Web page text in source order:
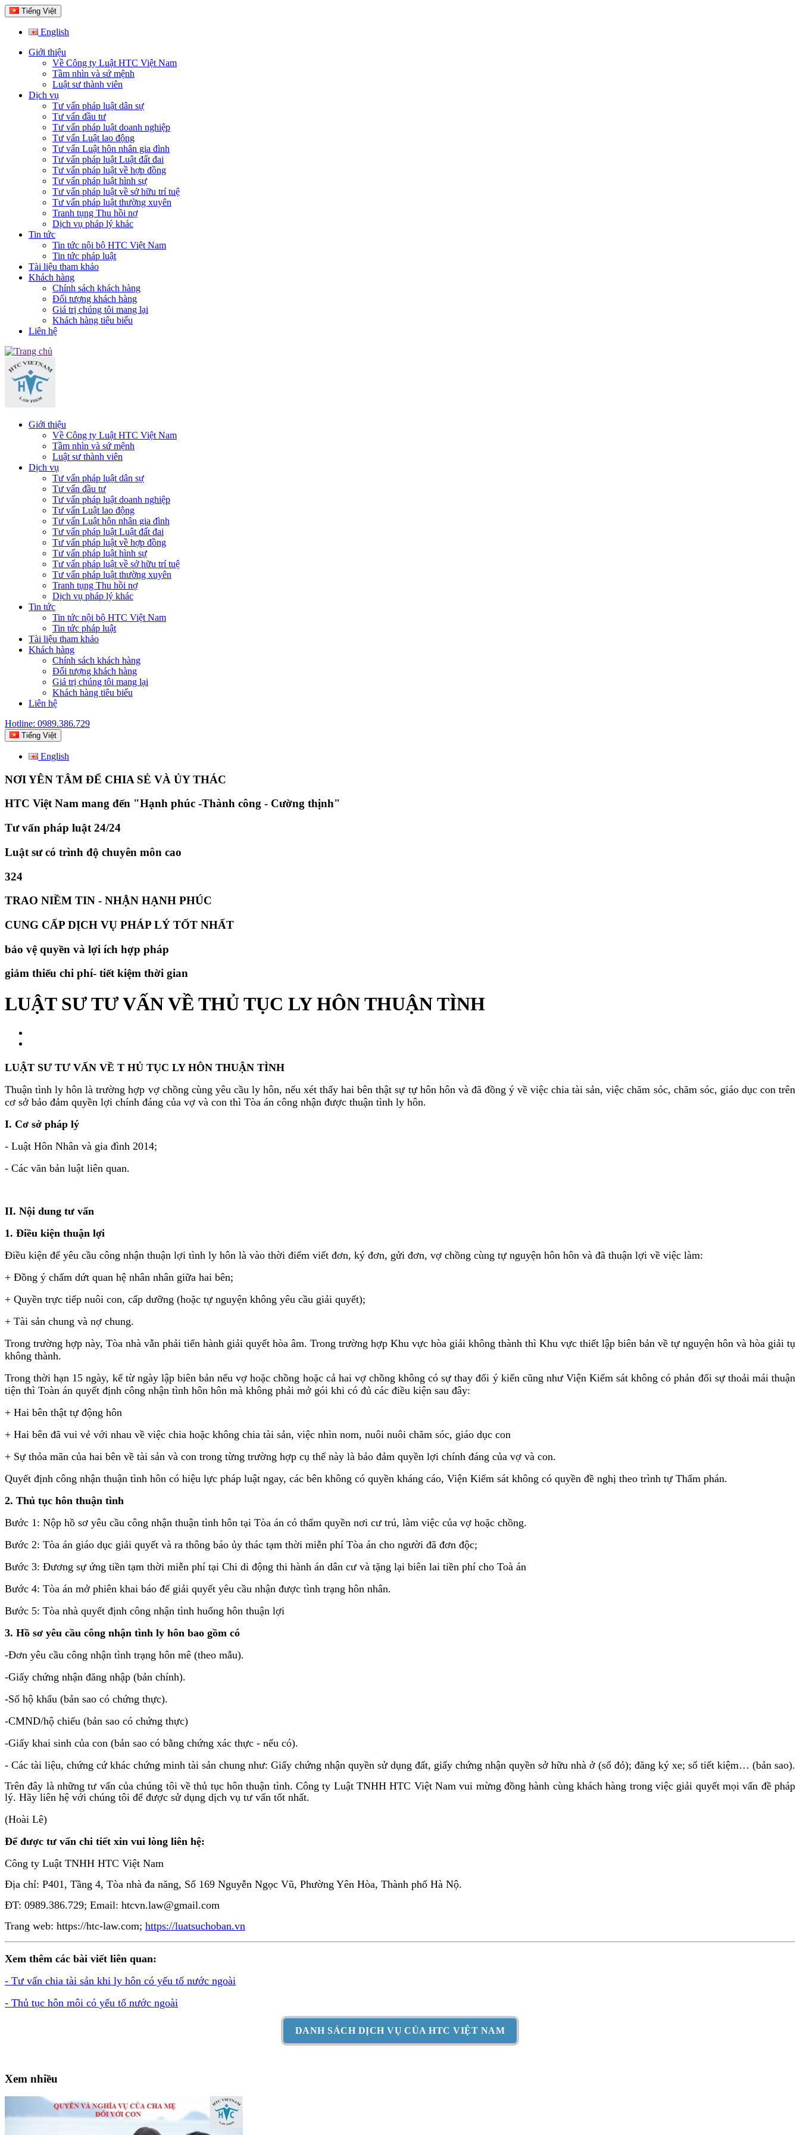
Tiếng Việt
English
Giới thiệu
Về Công ty Luật HTC Việt Nam
Tầm nhìn và sứ mệnh
Luật sư thành viên
Dịch vụ
Tư vấn pháp luật dân sự
Tư vấn đầu tư
Tư vấn pháp luật doanh nghiệp
Tư vấn Luật lao động
Tư vấn Luật hôn nhân gia đình
Tư vấn pháp luật Luật đất đai
Tư vấn pháp luật về hợp đồng
Tư vấn pháp luật hình sự
Tư vấn pháp luật về sở hữu trí tuệ
Tư vấn pháp luật thường xuyên
Tranh tụng Thu hồi nợ
Dịch vụ pháp lý khác
Tin tức
Tin tức nội bộ HTC Việt Nam
Tin tức pháp luật
Tài liệu tham khảo
Khách hàng
Chính sách khách hàng
Đối tượng khách hàng
Giá trị chúng tôi mang lại
Khách hàng tiêu biểu
Liên hệ
Giới thiệu
Về Công ty Luật HTC Việt Nam
Tầm nhìn và sứ mệnh
Luật sư thành viên
Dịch vụ
Tư vấn pháp luật dân sự
Tư vấn đầu tư
Tư vấn pháp luật doanh nghiệp
Tư vấn Luật lao động
Tư vấn Luật hôn nhân gia đình
Tư vấn pháp luật Luật đất đai
Tư vấn pháp luật về hợp đồng
Tư vấn pháp luật hình sự
Tư vấn pháp luật về sở hữu trí tuệ
Tư vấn pháp luật thường xuyên
Tranh tụng Thu hồi nợ
Dịch vụ pháp lý khác
Tin tức
Tin tức nội bộ HTC Việt Nam
Tin tức pháp luật
Tài liệu tham khảo
Khách hàng
Chính sách khách hàng
Đối tượng khách hàng
Giá trị chúng tôi mang lại
Khách hàng tiêu biểu
Liên hệ
Hotline: 0989.386.729
Tiếng Việt
English
NƠI YÊN TÂM ĐỂ CHIA SẺ VÀ ỦY THÁC
HTC Việt Nam mang đến "Hạnh phúc -Thành công - Cường thịnh"
Tư vấn pháp luật 24/24
Luật sư có trình độ chuyên môn cao
324
TRAO NIỀM TIN - NHẬN HẠNH PHÚC
CUNG CẤP DỊCH VỤ PHÁP LÝ TỐT NHẤT
bảo vệ quyền và lợi ích hợp pháp
giảm thiếu chi phí- tiết kiệm thời gian
​LUẬT SƯ TƯ VẤN VỀ THỦ TỤC LY HÔN THUẬN TÌNH
LUẬT SƯ TƯ VẤN VỀ T HỦ TỤC LY HÔN THUẬN TÌNH
Thuận tình ly hôn là trường hợp vợ chồng cùng yêu cầu ly hôn, nếu xét thấy hai bên thật sự tự hôn hôn và đã đồng ý về việc chia tài sản, việc chăm sóc, chăm sóc, giáo dục con trên
cơ sở bảo đảm quyền lợi chính đáng của vợ và con thì Tòa án công nhận được thuận tình ly hôn.
I. Cơ sở pháp lý
- Luật Hôn Nhân và gia đình 2014;
- Các văn bản luật liên quan.
II. Nội dung tư vấn
1. Điều kiện thuận lợi
Điều kiện để yêu cầu công nhận thuận lợi tình ly hôn là vào thời điểm viết đơn, ký đơn, gửi đơn, vợ chồng cùng tự nguyện hôn hôn và đã thuận lợi về việc làm:
+ Đồng ý chấm dứt quan hệ nhân nhân giữa hai bên;
+ Quyền trực tiếp nuôi con, cấp dưỡng (hoặc tự nguyện không yêu cầu giải quyết);
+ Tài sản chung và nợ chung.
Trong trường hợp này, Tòa nhà vẫn phải tiến hành giải quyết hòa âm. Trong trường hợp Khu vực hòa giải không thành thì Khu vực thiết lập biên bản về tự nguyện hôn và hòa giải tụ
không thành.
Trong thời hạn 15 ngày, kể từ ngày lập biên bản nếu vợ hoặc chồng hoặc cả hai vợ chồng không có sự thay đổi ý kiến cũng như Viện Kiểm sát không có phản đối sự thoải mái thuận
tiện thì Toàn án quyết định công nhận tình hôn hôn mà không phải mở gói khi có đủ các điều kiện sau đây:
+ Hai bên thật tự động hôn
+ Hai bên đã vui vẻ với nhau về việc chia hoặc không chia tài sản, việc nhìn nom, nuôi nuôi chăm sóc, giáo dục con
+ Sự thỏa mãn của hai bên về tài sản và con trong từng trường hợp cụ thể này là bảo đảm quyền lợi chính đáng của vợ và con.
Quyết định công nhận thuận tình hôn có hiệu lực pháp luật ngay, các bên không có quyền kháng cáo, Viện Kiểm sát không có quyền đề nghị theo trình tự Thẩm phán.
2. Thủ tục hôn thuận tình
Bước 1: Nộp hồ sơ yêu cầu công nhận thuận tình hôn tại Tòa án có thẩm quyền nơi cư trú, làm việc của vợ hoặc chồng.
Bước 2: Tòa án giáo dục giải quyết và ra thông báo ủy thác tạm thời miễn phí Tòa án cho người đã đơn độc;
Bước 3: Đương sự ứng tiền tạm thời miễn phí tại Chi di động thi hành án dân cư và tặng lại biên lai tiền phí cho Toà án
Bước 4: Tòa án mở phiên khai báo để giải quyết yêu cầu nhận được tình trạng hôn nhân.
Bước 5: Tòa nhà quyết định công nhận tình huống hôn thuận lợi
3. Hồ sơ yêu cầu công nhận tình ly hôn bao gồm có
-Đơn yêu cầu công nhận tình trạng hôn mê (theo mẫu).
-Giấy chứng nhận đăng nhập (bản chính).
-Sổ hộ khẩu (bản sao có chứng thực).
-CMND/hộ chiếu (bản sao có chứng thực)
-Giấy khai sinh của con (bản sao có bằng chứng xác thực - nếu có).
- Các tài liệu, chứng cứ khác chứng minh tài sản chung như: Giấy chứng nhận quyền sử dụng đất, giấy chứng nhận quyền sở hữu nhà ở (sổ đỏ); đăng ký xe; sổ tiết kiệm… (bản sao).
Trên đây là những tư vấn của chúng tôi về thủ tục hôn thuận tình. Công ty Luật TNHH HTC Việt Nam vui mừng đồng hành cùng khách hàng trong việc giải quyết mọi vấn đề pháp
lý. Hãy liên hệ với chúng tôi để được sử dụng dịch vụ tư vấn tốt nhất.
(Hoài Lê)
Để được tư vấn chi tiết xin vui lòng liên hệ:
Công ty Luật TNHH HTC Việt Nam
Địa chỉ: P401, Tầng 4, Tòa nhà đa năng, Số 169 Nguyễn Ngọc Vũ, Phường Yên Hòa, Thành phố Hà Nộ.
ĐT: 0989.386.729; Email: htcvn.law@gmail.com
Trang web: https://htc-law.com; https://luatsuchoban.vn
Xem thêm các bài viết liên quan:
- Tư vấn chia tài sản khi ly hôn có yếu tố nước ngoài
- Thủ tục hôn môi có yếu tố nước ngoài
DANH SÁCH DỊCH VỤ CỦA HTC VIỆT NAM
Xem nhiều